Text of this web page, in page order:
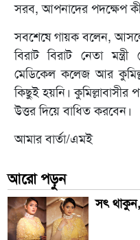
সরব, আপনাদের পদক্ষেপ
সবশেষে গায়ক বলেন, আসলে
বিরাট বিরাট নেতা
মেডিকেল কলেজ আর
কিছুই হয়নি।
উত্তর দিয়ে বাধিত করবেন।
আমার বার্তা/এমই
আরো পড়ুন
সৎ